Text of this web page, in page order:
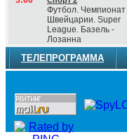
Футбол. Чемпионат
Швейцарии. Super
League. Базель -
Лозанна
ТЕЛЕПРОГРАММА